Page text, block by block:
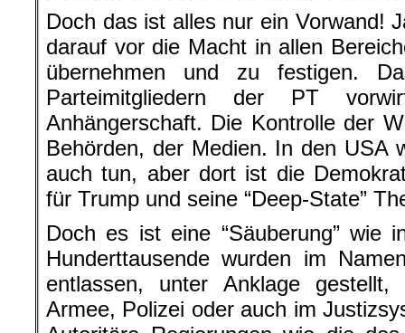
Doch das ist alles nur ein Vorwand!
darauf vor die Macht in allen
übernehmen und zu festigen.
Parteimitgliedern der PT
Anhängerschaft. Die Kontrolle der
Behörden, der Medien. In den USA
auch tun, aber dort ist die
für Trump und seine “Deep-State”
Doch es ist eine “Säuberung” wie
Hunderttausende wurden im
entlassen, unter Anklage
Armee, Polizei oder auch im